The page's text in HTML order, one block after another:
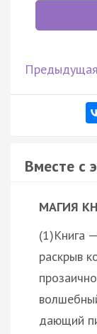
Вместе с
МАГИЯ
(1)Книга
раскрыв
дающий